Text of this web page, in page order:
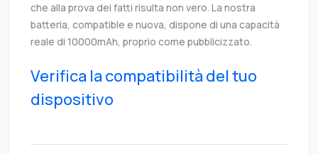
che alla prova dei fatti risulta non vero. La nostra
batteria, compatible e nuova, dispone di una capacità
reale di 10000mAh, proprio come pubblicizzato.
Verifica la compatibilità del tuo
dispositivo